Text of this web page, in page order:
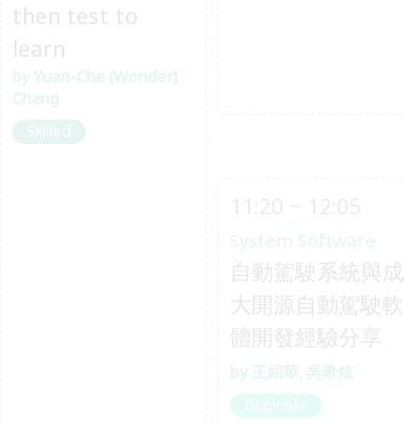
then test to
learn
Yuan-Che (Wonder)
Chang
Skilled
System Software
自動駕駛系統與成
大開源自動駕駛軟
體開發經驗分享
王紹華 吳希炫
Beginner